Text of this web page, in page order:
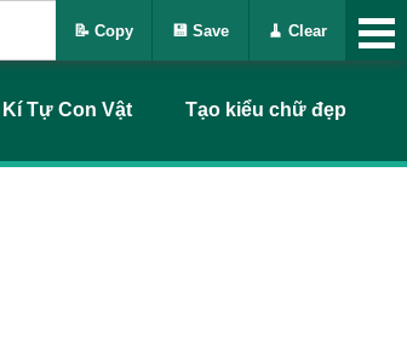
Kí Tự Con Vật Tạo kiểu chữ đẹp
📝 Copy 💾 Save 🧹 Clear